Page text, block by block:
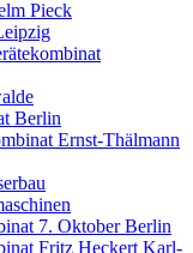
Pieck
Berlin
Ernst-Thälmann
7. Oktober Berlin
Fritz Heckert Karl-